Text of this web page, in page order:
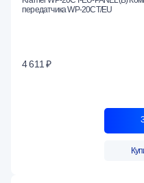
передатчика WP-20CT/EU
4 611 ₽